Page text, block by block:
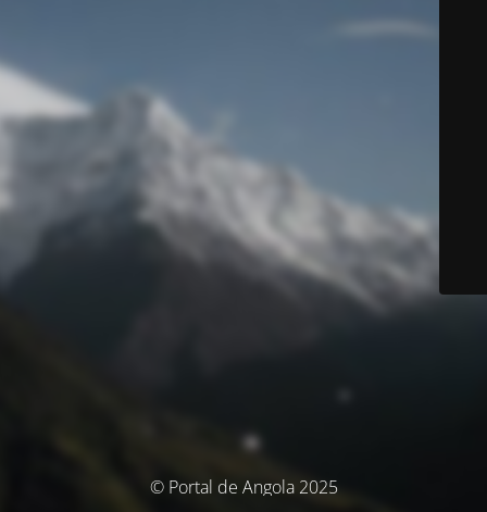
© Portal de Angola 2025